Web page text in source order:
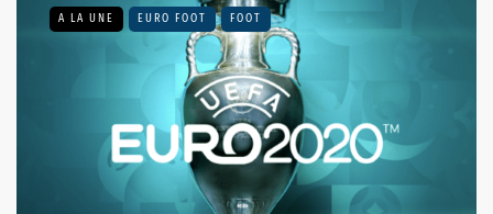
A LA UNE EURO FOOT FOOT